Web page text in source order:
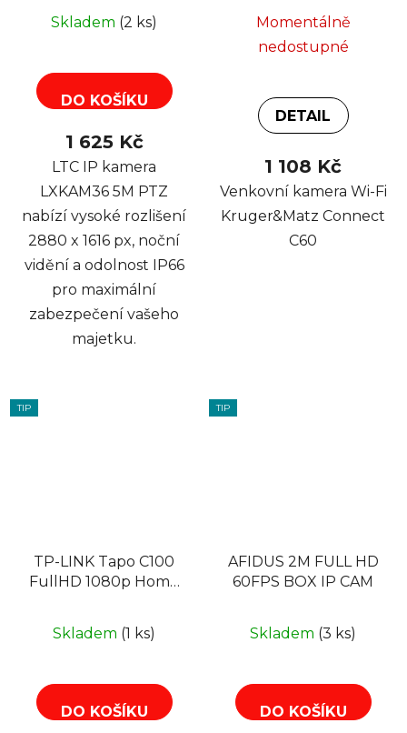
Skladem (2 ks)
DO KOŠÍKU
1 625 Kč
LTC IP kamera
LXKAM36 5M PTZ
nabízí vysoké rozlišení
2880 x 1616 px, noční
vidění a odolnost IP66
pro maximální
zabezpečení vašeho
majetku.
Momentálně
nedostupné
DETAIL
1 108 Kč
Venkovní kamera Wi-Fi
Kruger&Matz Connect
C60
TIP
TP-LINK Tapo C100
FullHD 1080p Home
Skladem (1 ks)
DO KOŠÍKU
TIP
AFIDUS 2M FULL HD
60FPS BOX IP CAM
Skladem (3 ks)
DO KOŠÍKU